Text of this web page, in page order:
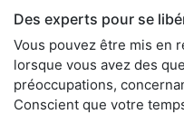
Des experts pour se
Vous pouvez être mis en
lorsque vous avez des
préoccupations,
Conscient que votre